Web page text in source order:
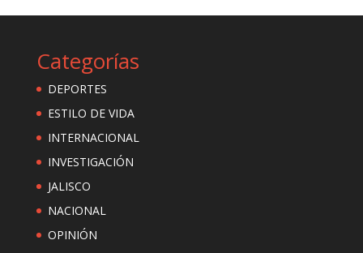
Categorías
DEPORTES
ESTILO DE VIDA
INTERNACIONAL
INVESTIGACIÓN
JALISCO
NACIONAL
OPINIÓN